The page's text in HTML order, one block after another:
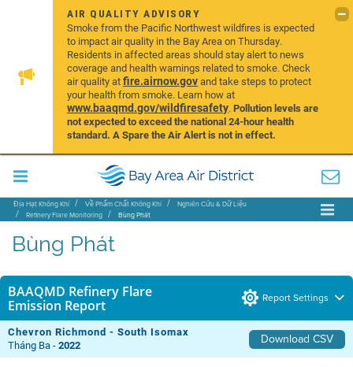
AIR QUALITY ADVISORY
Smoke from the Pacific Northwest wildfires is expected
to impact air quality in the Bay Area on Thursday.
Residents in affected areas should stay alert to news
coverage and health warnings related to smoke. Check
air quality atfire.airnow.govand take steps to protect
your health from smoke. Learn how at
www.baaqmd.gov/wildfiresafety.Pollution levels are
not expected to exceed the national 24-hour health
standard. A Spare the Air Alert is not in effect.
Địa Hạt Không Khí Về Phẩm Chất Không Khí
Nghiên Cứu & Dữ Liệu
Refinery Flare Monitoring
Bùng Phát
Bùng Phát
BAAQMD Refinery Flare
Emission Report
Report Settings
Chevron Richmond - South Isomax Download CSV
Tháng Ba -2022